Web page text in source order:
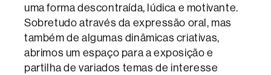
uma forma descontraída, lúdica e motivante.
Sobretudo através da expressão oral, mas
também de algumas dinâmicas criativas,
abrimos um espaço para a exposição e
partilha de variados temas de interesse